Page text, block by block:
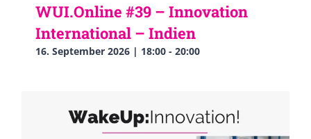
WUI.Online #39 – Innovation
International – Indien
16. September 2026 | 18:00 - 20:00